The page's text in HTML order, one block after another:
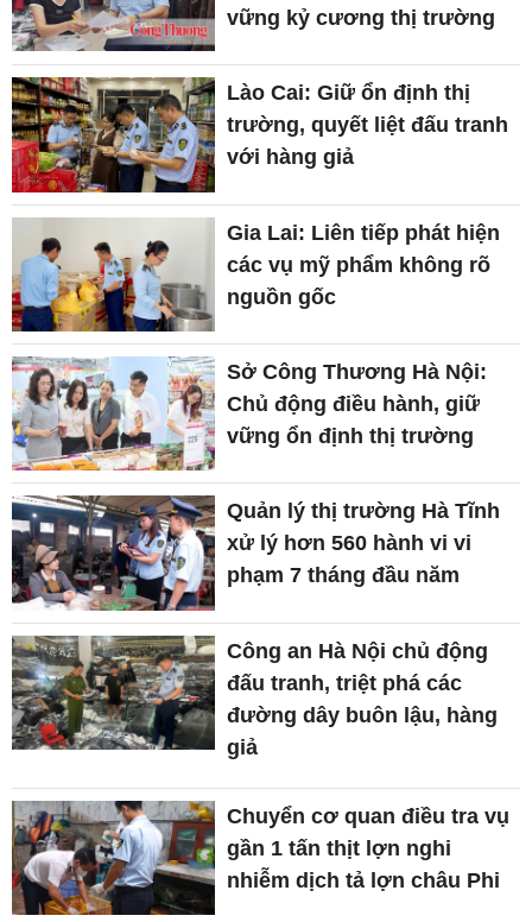
vững kỷ cương thị trường
Lào Cai: Giữ ổn định thị
trường, quyết liệt đấu tranh
với hàng giả
Gia Lai: Liên tiếp phát hiện
các vụ mỹ phẩm không rõ
nguồn gốc
Sở Công Thương Hà Nội:
Chủ động điều hành, giữ
vững ổn định thị trường
Quản lý thị trường Hà Tĩnh
xử lý hơn 560 hành vi vi
phạm 7 tháng đầu năm
Công an Hà Nội chủ động
đấu tranh, triệt phá các
đường dây buôn lậu, hàng
giả
Chuyển cơ quan điều tra vụ
gần 1 tấn thịt lợn nghi
nhiễm dịch tả lợn châu Phi